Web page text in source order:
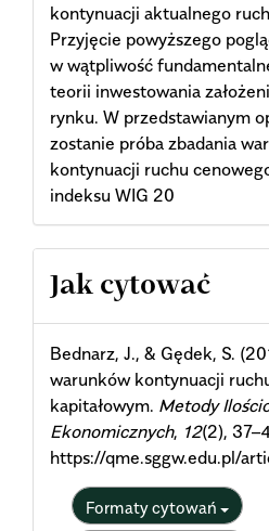
kontynuacji aktualnego
Przyjęcie powyższego
w wątpliwość
teorii inwestowania
rynku. W przedstawianym
zostanie próba zbadania
kontynuacji ruchu
indeksu WIG 20
Article
Details
Jak cytować
Bednarz, J., & Gędek, S.
warunków kontynuacji
kapitałowym. Metody
Ekonomicznych, 12(2),
https://qme.sggw.edu.pl/
Formaty cytowań